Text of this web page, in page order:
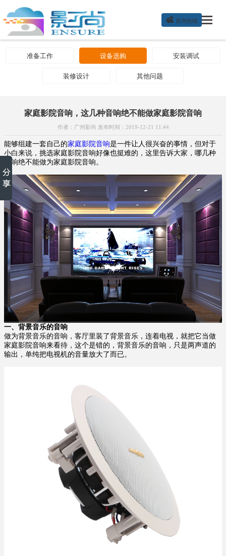
 咨询热线
准备工作 设备选购 安装调试
装修设计 其他问题
家庭影院音响，这几种音响绝不能做家庭影院音响
作者：广州影尚 发布时间：2019-12-21 11:44
能够组建一套自己的家庭影院音响是一件让人很兴奋的事情，但对于
小白来说，挑选家庭影院音响好像也挺难的，这里告诉大家，哪几种
音响绝不能做为家庭影院音响。
一、 背景音乐的音响
做为背景音乐的音响，客厅里装了背景音乐，连着电视，就把它当做
家庭影院音响来看待，这个是错的，背景音乐的音响，只是两声道的
输出，单纯把电视机的音量放大了而已。